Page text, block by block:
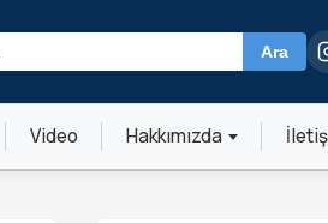
Ara
Video Hakkımızda